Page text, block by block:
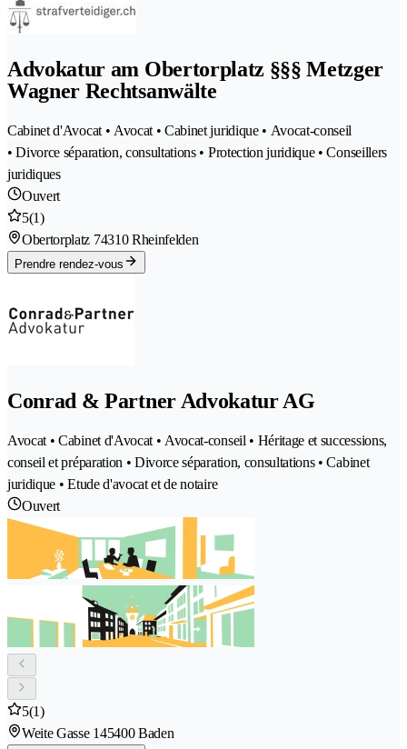
Advokatur am Obertorplatz §§§ Metzger
Wagner Rechtsanwälte
Cabinet d'Avocat • Avocat • Cabinet juridique • Avocat-conseil
• Divorce séparation, consultations • Protection juridique • Conseillers
juridiques
Ouvert
5(1)
Obertorplatz 74310 Rheinfelden
Prendre rendez-vous
Conrad & Partner Advokatur AG
Avocat • Cabinet d'Avocat • Avocat-conseil • Héritage et successions,
conseil et préparation • Divorce séparation, consultations • Cabinet
juridique • Etude d'avocat et de notaire
Ouvert
5(1)
Weite Gasse 145400 Baden